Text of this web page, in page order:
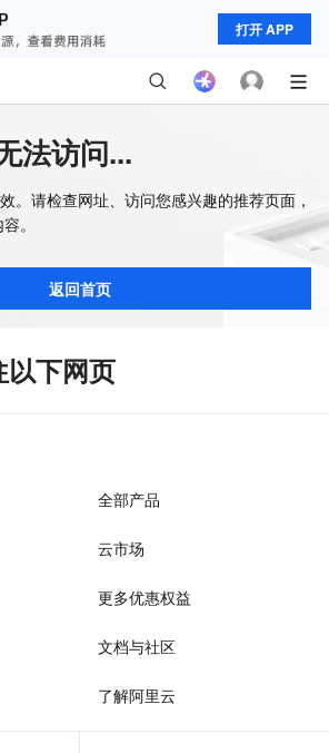
打开 APP
法访问...
。请检查网址、访问您感兴趣的推荐页面，
。
返回首页
下网页
全部产品
云市场
更多优惠权益
文档与社区
了解阿里云